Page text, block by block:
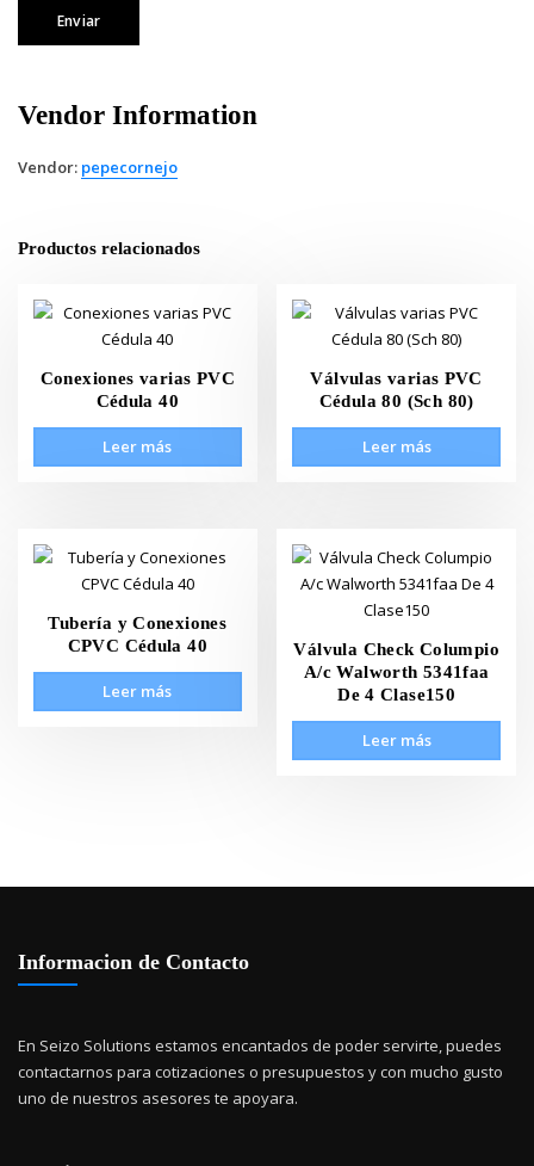
Vendor Information
Vendor: pepecornejo
Productos relacionados
Conexiones varias PVC
Cédula 40
Leer más
Válvulas varias PVC
Cédula 80 (Sch 80)
Leer más
Tubería y Conexiones
CPVC Cédula 40
Leer más
Válvula Check Columpio
A/c Walworth 5341faa
De 4 Clase150
Leer más
Informacion de Contacto
En Seizo Solutions estamos encantados de poder servirte, puedes
contactarnos para cotizaciones o presupuestos y con mucho gusto
uno de nuestros asesores te apoyara.